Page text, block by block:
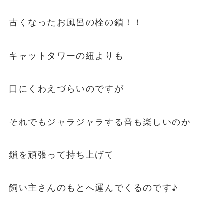
古くなったお風呂の栓の鎖！！
キャットタワーの紐よりも
口にくわえづらいのですが
それでもジャラジャラする音も楽しいのか
鎖を頑張って持ち上げて
飼い主さんのもとへ運んでくるのです♪